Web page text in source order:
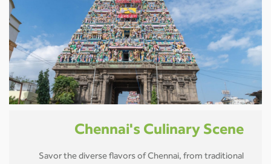
Chennai's Culinary Scene
Savor the diverse flavors of Chennai, from traditional